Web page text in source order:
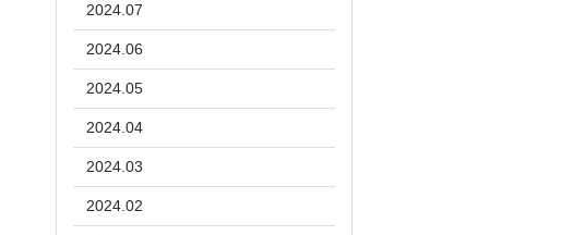
2024.07
2024.06
2024.05
2024.04
2024.03
2024.02